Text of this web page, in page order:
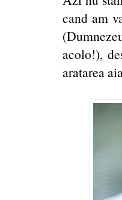
cand am
acolo!),
aratarea